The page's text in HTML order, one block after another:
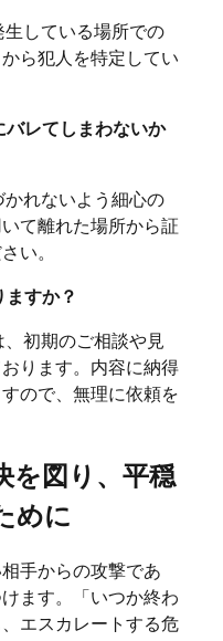
している場所での
ら犯人を特定してい
バレてしまわないか
れないよう細心の
て離れた場所から証
い。
ますか？
初期のご相談や見
ります。内容に納得
ので、無理に依頼を
を図り、平穏
めに
手からの攻撃であ
ます。「いつか終わ
エスカレートする危